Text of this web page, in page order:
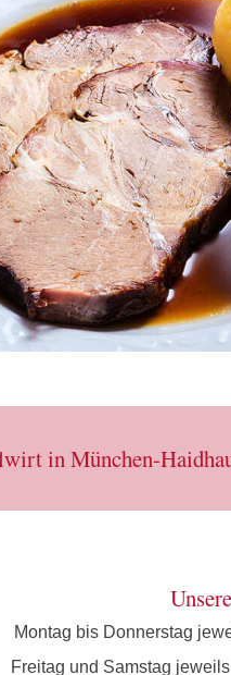
in München-
Montag bis Donnerstag
Freitag und Samstag